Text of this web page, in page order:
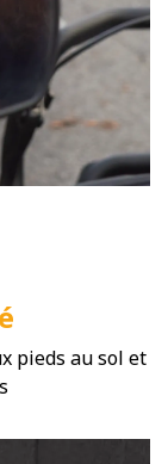
pieds au sol et